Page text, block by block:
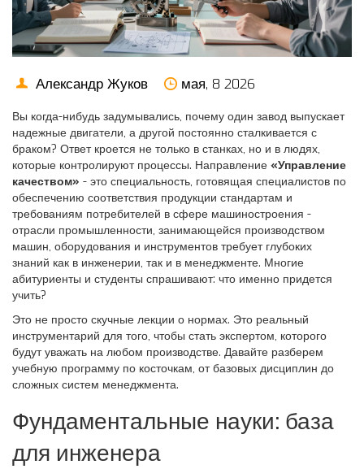
Александр Жуков мая, 8 2026
Вы когда-нибудь задумывались, почему один завод выпускает
надежные двигатели, а другой постоянно сталкивается с
браком? Ответ кроется не только в станках, но и в людях,
которые контролируют процессы. Направление «Управление
качеством» - это специальность, готовящая специалистов по
обеспечению соответствия продукции стандартам и
требованиям потребителей в сфере машиностроения -
отрасли промышленности, занимающейся производством
машин, оборудования и инструментов требует глубоких
знаний как в инженерии, так и в менеджменте. Многие
абитуриенты и студенты спрашивают: что именно придется
учить?
Это не просто скучные лекции о нормах. Это реальный
инструментарий для того, чтобы стать экспертом, которого
будут уважать на любом производстве. Давайте разберем
учебную программу по косточкам, от базовых дисциплин до
сложных систем менеджмента.
Фундаментальные науки: база
для инженера